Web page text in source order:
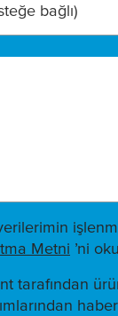
bağlı)
Metni ’ni
tarafından